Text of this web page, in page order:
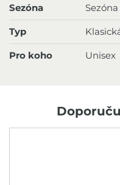
Sezóna
Typ
Pro koho Unisex